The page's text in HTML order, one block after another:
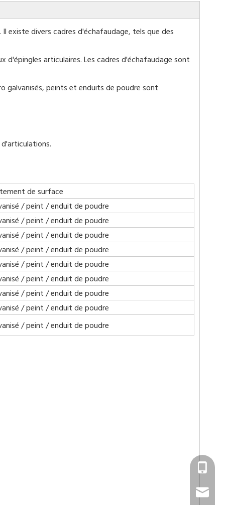
existe divers cadres d'échafaudage, tels que des
articulaires. Les cadres d'échafaudage sont
galvanisés, peints et enduits de poudre sont
de surface
/ peint / enduit de poudre
/ peint / enduit de poudre
/ peint / enduit de poudre
/ peint / enduit de poudre
/ peint / enduit de poudre
/ peint / enduit de poudre
/ peint / enduit de poudre
/ peint / enduit de poudre
/ peint / enduit de poudre